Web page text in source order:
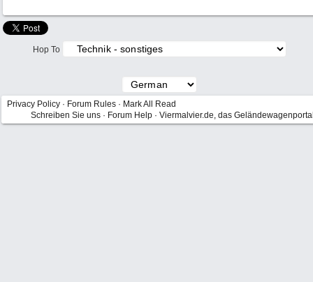
Hop To
Privacy Policy · Forum Rules · Mark All Read
Schreiben Sie uns · Forum Help · Viermalvier.de, das